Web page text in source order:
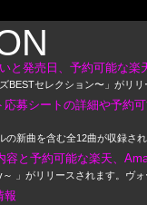
と発売日、予約可能な楽
BESTセレクション〜」が
募シートの詳細や予約
新曲を含む全12曲が収録
と予約可能な楽天、
」がリリースされます。
報